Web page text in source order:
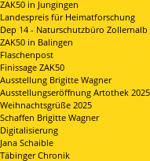
ZAK50 in Jungingen
Landespreis für Heimatforschung
Dep 14 - Naturschutzbüro Zollernalb
ZAK50 in Balingen
Flaschenpost
Finissage ZAK50
Ausstellung Brigitte Wagner
Ausstellungseröffnung Artothek 2025
Weihnachtsgrüße 2025
Schaffen Brigitte Wagner
Digitalisierung
Jana Schaible
Täbinger Chronik